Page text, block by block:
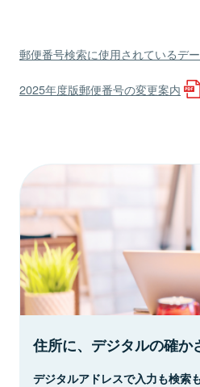
郵便番号検索に使用されているデ
2025年度版郵便番号の変更案内
住所に、デジタルの確か
デジタルアドレスで入力も検索